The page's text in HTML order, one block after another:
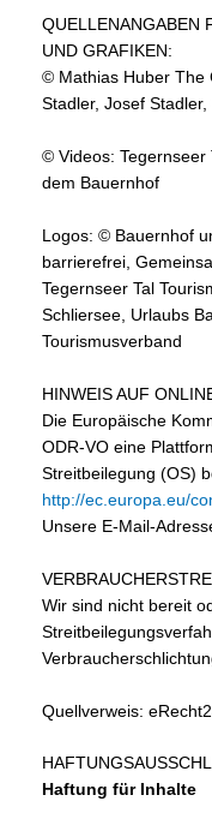
QUELLENANGABEN
UND GRAFIKEN:
© Mathias Huber The
Stadler, Josef
© Videos: Tegernseer
dem Bauernhof
Logos: © Bauernhof
barrierefrei,
Tegernseer Tal
Schliersee, Urlaubs
Tourismusverband
HINWEIS AUF
Die Europäische
ODR-VO eine
Streitbeilegung (OS)
http://ec.europa.eu/
Unsere E-Mail-
Wir sind nicht bereit
Quellverweis:
Haftung für Inhalte